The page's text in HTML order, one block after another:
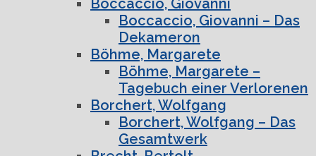
Boccaccio, Giovanni – Das
Dekameron
Böhme, Margarete
Böhme, Margarete –
Tagebuch einer Verlorenen
Borchert, Wolfgang
Borchert, Wolfgang – Das
Gesamtwerk